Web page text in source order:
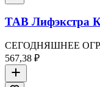
TAB Лифэкстра
СЕГОДНЯШНЕЕ
567,38 ₽